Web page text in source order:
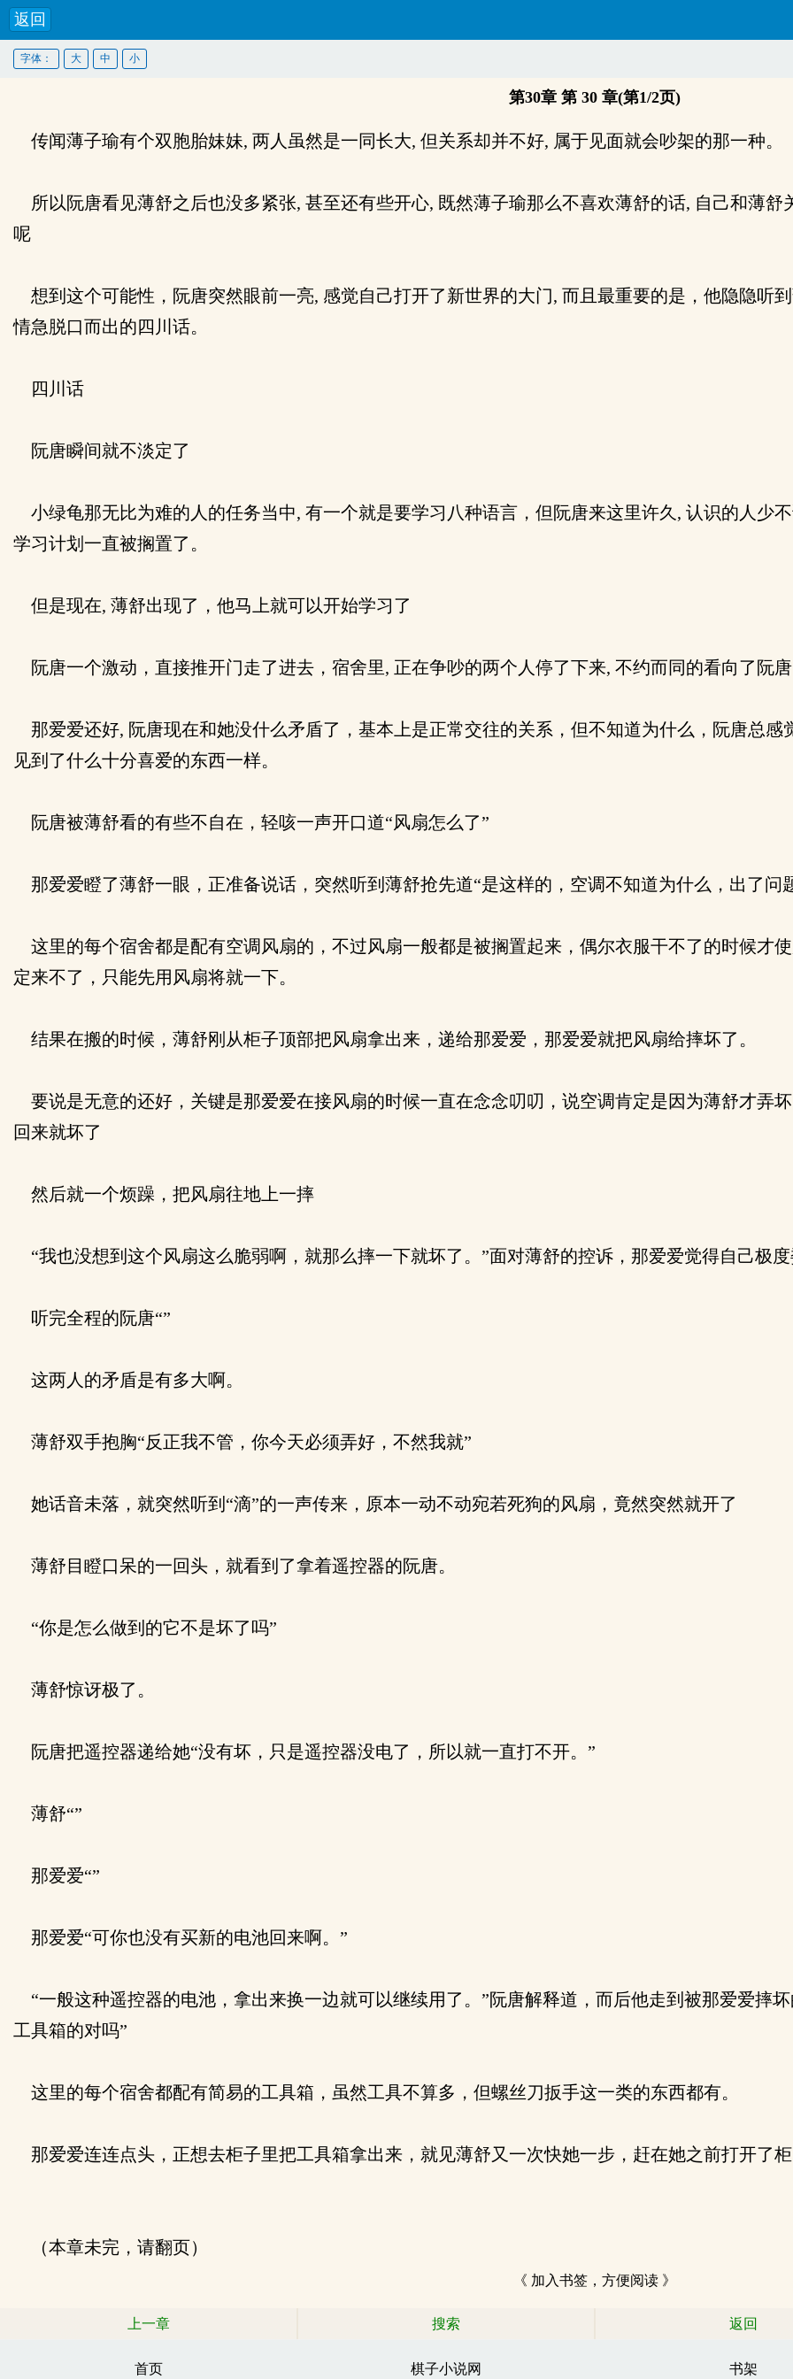
返回
字体： 大 中 小
第30章 第 30 章(第1/2页)
传闻薄子瑜有个双胞胎妹妹, 两人虽然是一同长大, 但关系却并不好, 属于见面就会吵架的那一种。
所以阮唐看见薄舒之后也没多紧张, 甚至还有些开心, 既然薄子瑜那么不喜欢薄舒的话, 自己和薄
呢
想到这个可能性，阮唐突然眼前一亮, 感觉自己打开了新世界的大门, 而且最重要的是，他隐隐听
情急脱口而出的四川话。
四川话
阮唐瞬间就不淡定了
小绿龟那无比为难的人的任务当中, 有一个就是要学习八种语言，但阮唐来这里许久, 认识的人少
学习计划一直被搁置了。
但是现在, 薄舒出现了，他马上就可以开始学习了
阮唐一个激动，直接推开门走了进去，宿舍里, 正在争吵的两个人停了下来, 不约而同的看向了阮
那爱爱还好, 阮唐现在和她没什么矛盾了，基本上是正常交往的关系，但不知道为什么，阮唐总
见到了什么十分喜爱的东西一样。
阮唐被薄舒看的有些不自在，轻咳一声开口道“风扇怎么了”
那爱爱瞪了薄舒一眼，正准备说话，突然听到薄舒抢先道“是这样的，空调不知道为什么，出了问
这里的每个宿舍都是配有空调风扇的，不过风扇一般都是被搁置起来，偶尔衣服干不了的时候才
定来不了，只能先用风扇将就一下。
结果在搬的时候，薄舒刚从柜子顶部把风扇拿出来，递给那爱爱，那爱爱就把风扇给摔坏了。
要说是无意的还好，关键是那爱爱在接风扇的时候一直在念念叨叨，说空调肯定是因为薄舒才弄
回来就坏了
然后就一个烦躁，把风扇往地上一摔
“我也没想到这个风扇这么脆弱啊，就那么摔一下就坏了。”面对薄舒的控诉，那爱爱觉得自己极
听完全程的阮唐“”
这两人的矛盾是有多大啊。
薄舒双手抱胸“反正我不管，你今天必须弄好，不然我就”
她话音未落，就突然听到“滴”的一声传来，原本一动不动宛若死狗的风扇，竟然突然就开了
薄舒目瞪口呆的一回头，就看到了拿着遥控器的阮唐。
“你是怎么做到的它不是坏了吗”
薄舒惊讶极了。
阮唐把遥控器递给她“没有坏，只是遥控器没电了，所以就一直打不开。”
薄舒“”
那爱爱“”
那爱爱“可你也没有买新的电池回来啊。”
“一般这种遥控器的电池，拿出来换一边就可以继续用了。”阮唐解释道，而后他走到被那爱爱摔
工具箱的对吗”
这里的每个宿舍都配有简易的工具箱，虽然工具不算多，但螺丝刀扳手这一类的东西都有。
那爱爱连连点头，正想去柜子里把工具箱拿出来，就见薄舒又一次快她一步，赶在她之前打开了
（本章未完，请翻页）
《 加入书签，方便阅读 》
上一章 搜索 返回
首页 棋子小说网 书架